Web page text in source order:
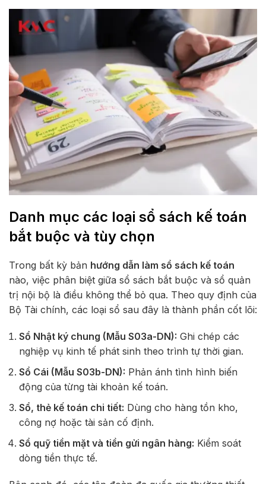
Danh mục các loại sổ sách kế toán
bắt buộc và tùy chọn
Trong bất kỳ bản hướng dẫn làm sổ sách kế toán
nào, việc phân biệt giữa sổ sách bắt buộc và sổ quản
trị nội bộ là điều không thể bỏ qua. Theo quy định của
Bộ Tài chính, các loại sổ sau đây là thành phần cốt lõi:
Sổ Nhật ký chung (Mẫu S03a-DN): Ghi chép các
nghiệp vụ kinh tế phát sinh theo trình tự thời gian.
Sổ Cái (Mẫu S03b-DN): Phản ánh tình hình biến
động của từng tài khoản kế toán.
Sổ, thẻ kế toán chi tiết: Dùng cho hàng tồn kho,
công nợ hoặc tài sản cố định.
Sổ quỹ tiền mặt và tiền gửi ngân hàng: Kiểm soát
dòng tiền thực tế.